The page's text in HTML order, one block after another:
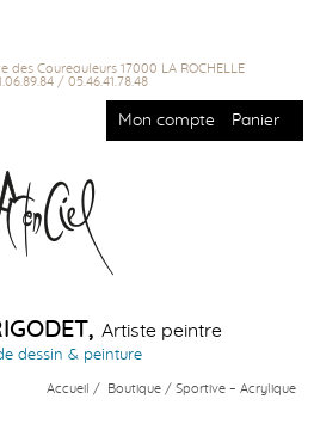
des Coureauleurs 17000 LA ROCHELLE
/ 05.46.41.78.48
Mon compte Panier
Artiste peintre
dessin & peinture
Accueil / Boutique / Sportive – Acrylique